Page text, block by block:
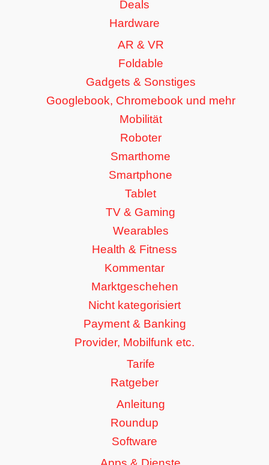
Deals
Hardware
AR & VR
Foldable
Gadgets & Sonstiges
Googlebook, Chromebook und mehr
Mobilität
Roboter
Smarthome
Smartphone
Tablet
TV & Gaming
Wearables
Health & Fitness
Kommentar
Marktgeschehen
Nicht kategorisiert
Payment & Banking
Provider, Mobilfunk etc.
Tarife
Ratgeber
Anleitung
Roundup
Software